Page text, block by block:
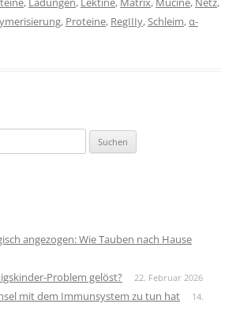
, Proteine, RegIIIy,Schleim,α-
angezogen: Wie Tauben nach Hause
Problem gelöst? 22. Februar 2026
mit dem Immunsystem zu tun hat
14.